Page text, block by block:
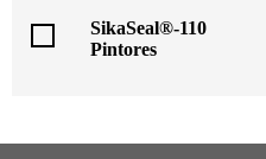
SikaSeal®-110
Pintores